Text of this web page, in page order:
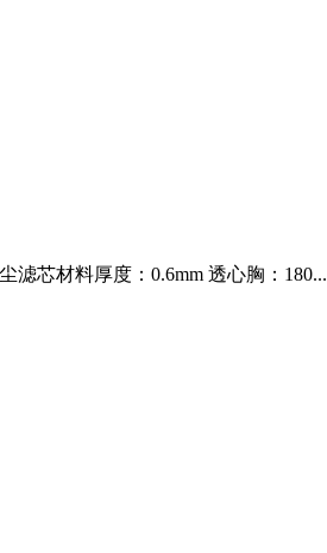
滤芯材料厚度：0.6mm 透心胸：180...